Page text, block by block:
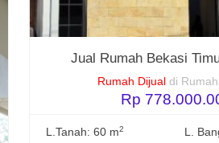
Jual Rumah Bekasi
Rumah Dijual di
Rp
L.Tanah: 60 m2 L.